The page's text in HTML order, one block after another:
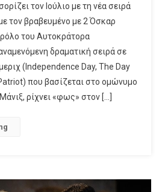
τον Ιούλιο με τη νέα σειρά
τον βραβευμένο με 2 Όσκαρ
του Αυτοκράτορα
δραματική σειρά σε
(Independence Day, The Day
που βασίζεται στο ομώνυμο
ρίχνει «φως» στον […]